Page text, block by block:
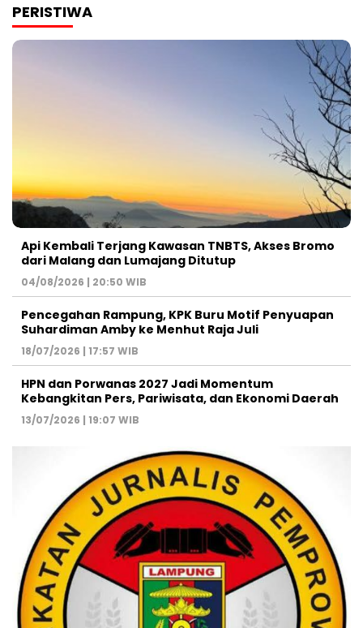
PERISTIWA
Api Kembali Terjang Kawasan TNBTS, Akses Bromo
dari Malang dan Lumajang Ditutup
04/08/2026 | 20:50 WIB
Pencegahan Rampung, KPK Buru Motif Penyuapan
Suhardiman Amby ke Menhut Raja Juli
18/07/2026 | 17:57 WIB
HPN dan Porwanas 2027 Jadi Momentum
Kebangkitan Pers, Pariwisata, dan Ekonomi Daerah
13/07/2026 | 19:07 WIB